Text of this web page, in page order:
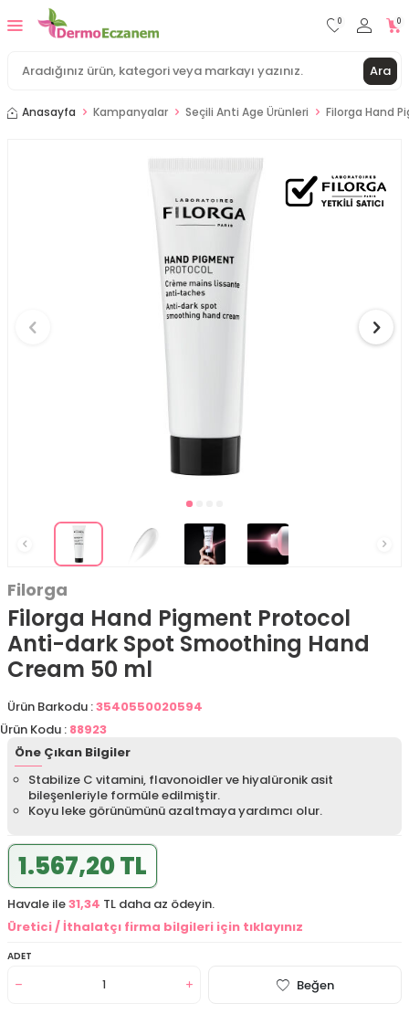
Ara
0 0
Anasayfa Kampanyalar Seçili Anti Age Ürünleri Filorga Hand
Filorga
Filorga Hand Pigment Protocol
Anti-dark Spot Smoothing Hand
Cream 50 ml
Ürün Barkodu :3540550020594
Ürün Kodu : 88923
Öne Çıkan Bilgiler
Stabilize C vitamini, flavonoidler ve hiyalüronik asit
bileşenleriyle formüle edilmiştir.
Koyu leke görünümünü azaltmaya yardımcı olur.
1.567,20 TL
Havale ile31,34 TL daha az ödeyin.
Üretici / İthalatçı firma bilgileri için tıklayınız
ADET
Beğen